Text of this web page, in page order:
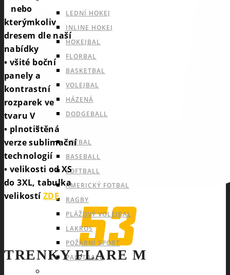
LEDNÍ HOKEJ
INLINE HOKEJ
HOKEJBAL
FLORBAL
BASKETBAL
VOLEJBAL
HÁZENÁ
DODGEBALL
OUTDOOROVÉ TÝMOVÉ SPORTY
FOTBAL
BASEBALL
SOFTBALL
AMERICKÝ FOTBAL
RAGBY
PLÁŽOVÝ VOLEJBAL
LAKROS
POŽÁRNÍ SPORT
PAINTBALL
nebo
kterýmkoliv
dresem dle naší
nabídky
• všité boční
panely a
kontrastní
rozparek ve
tvaru V
• plnotištěná
verze sublimační
technologií
• velikosti od XS
do 3XL, tabulka
velikostíZDE
TRENKY FLARE M